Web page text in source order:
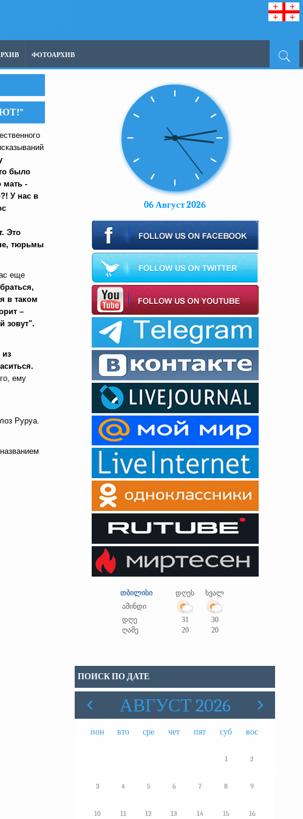
ФОТОАРХИВ
было
мать -
У нас в
Это
тюрьмы
еще
в таком
–
зовут".
из
ему
Руруа.
06 Август 2026
თბილისი დღეს
ხვალ
ამინდი
დღე
31
30
ღამე
20 20
ПОИСК ПО ДАТЕ
АВГУСТ 2026
пон вто сре чет пят суб вос
1 2
3 4 5 6 7 8 9
10 11 12 13 14 15 16